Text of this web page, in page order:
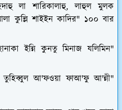
লা শারিকালাহু, লাহুল মুলক
কুল্লি শাইইন কাদির" ১০০ বার
ইন্নি কুনতু মিনাজ যলিমিন"
তুহিব্বুল আ'ফওয়া ফাআ'ফু আ'ন্নী"